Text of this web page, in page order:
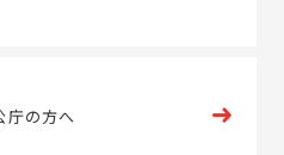
庁の方へ